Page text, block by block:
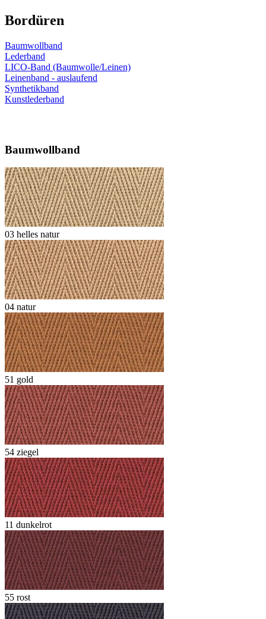
Bordüren
Baumwollband
Lederband
LICO-Band (Baumwolle/Leinen)
Leinenband - auslaufend
Synthetikband
Kunstlederband
Baumwollband
03 helles natur
04 natur
51 gold
54 ziegel
11 dunkelrot
55 rost